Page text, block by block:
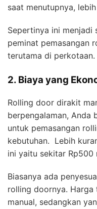
saat menutupnya,
Sepertinya ini menjadi
peminat pemasangan
terutama di perkotaan.
2. Biaya yang
Rolling door dirakit
berpengalaman, Anda
untuk pemasangan
kebutuhan. Lebih
ini yaitu sekitar Rp500
Biasanya ada
rolling doornya.
manual, sedangkan